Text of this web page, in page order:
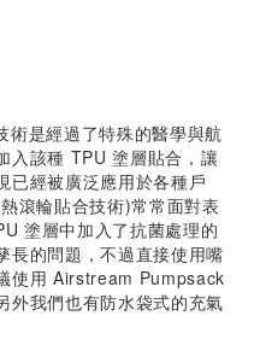
是經過了特殊的醫學與航
入該種 TPU 塗層貼合，讓
已經被廣泛應用於各種戶
滾輪貼合技術)常常面對表
塗層中加入了抗菌處理的
長的問題，不過直接使用嘴
使用 Airstream Pumpsack
外我們也有防水袋式的充氣